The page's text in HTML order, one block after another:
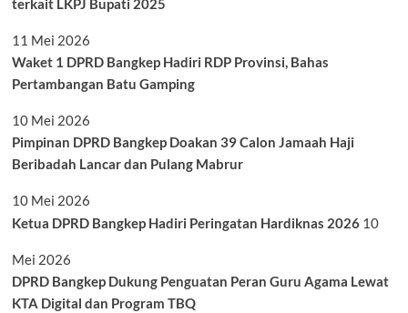
terkait LKPJ Bupati 2025
11 Mei 2026
Waket 1 DPRD Bangkep Hadiri RDP Provinsi, Bahas
Pertambangan Batu Gamping
10 Mei 2026
Pimpinan DPRD Bangkep Doakan 39 Calon Jamaah Haji
Beribadah Lancar dan Pulang Mabrur
10 Mei 2026
Ketua DPRD Bangkep Hadiri Peringatan Hardiknas 2026 10
Mei 2026
DPRD Bangkep Dukung Penguatan Peran Guru Agama Lewat
KTA Digital dan Program TBQ